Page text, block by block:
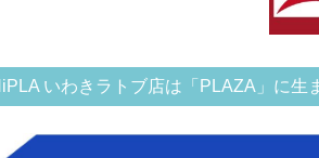
いわきラトブ店は「PLAZA」に生